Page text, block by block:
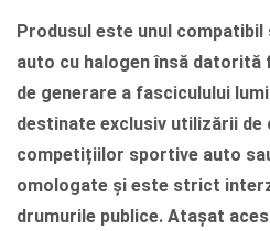
Produsul este unul
auto cu halogen însă datorită
de generare a fasciculului
destinate exclusiv utilizării
competițiilor sportive auto
omologate și este strict
drumurile publice. Atașat